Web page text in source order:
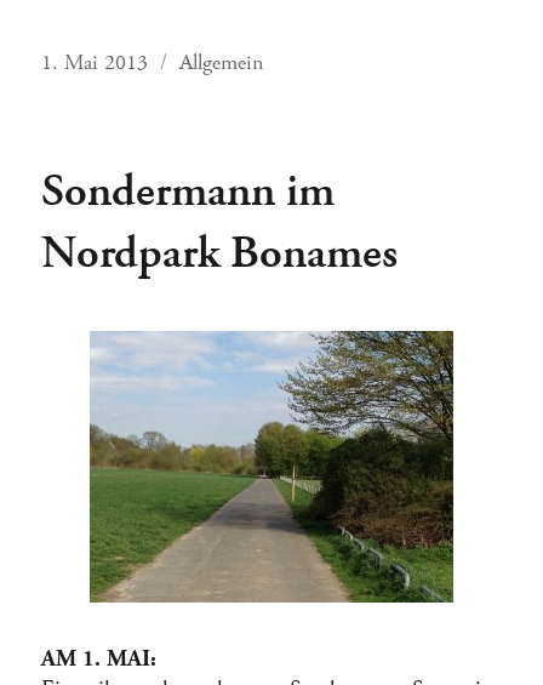
Veröffentlicht
1. Mai 2013 Kategorien
Allgemein
Sondermann im
Nordpark Bonames
AM 1. MAI: